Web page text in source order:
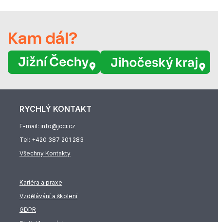
Kam dál?
RYCHLÝ KONTAKT
E-mail: info@jccr.cz
Tel: +420 387 201 283
Všechny Kontakty
Kariéra a praxe
Vzdělávání a školení
GDPR